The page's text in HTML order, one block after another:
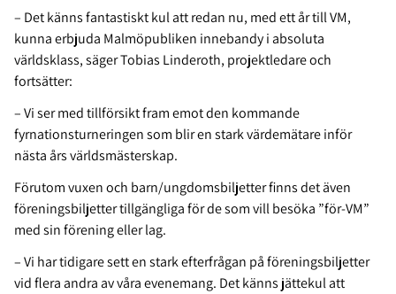
– Det känns fantastiskt kul att redan nu, med ett år till VM,
kunna erbjuda Malmöpubliken innebandy i absoluta
världsklass, säger Tobias Linderoth, projektledare och
fortsätter:
– Vi ser med tillförsikt fram emot den kommande
fyrnationsturneringen som blir en stark värdemätare inför
nästa års världsmästerskap.
Förutom vuxen och barn/ungdomsbiljetter finns det även
föreningsbiljetter tillgängliga för de som vill besöka ”för-VM”
med sin förening eller lag.
– Vi har tidigare sett en stark efterfrågan på föreningsbiljetter
vid flera andra av våra evenemang. Det känns jättekul att